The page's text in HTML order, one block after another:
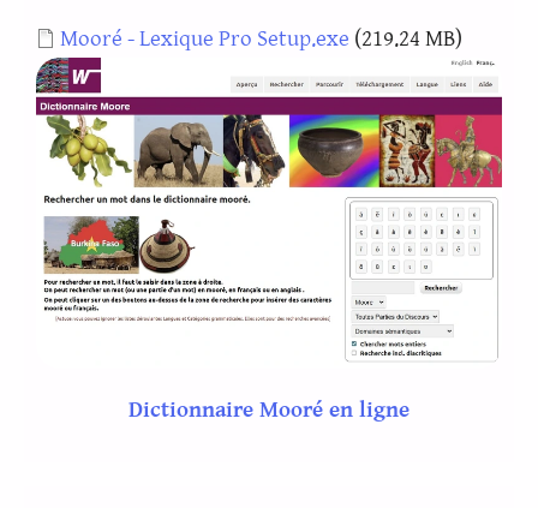
Document
Mooré - Lexique Pro Setup.exe (219.24 MB)
Dictionnaire Mooré en ligne